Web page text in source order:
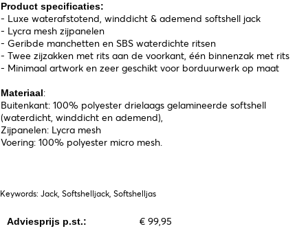
Product specificaties:
- Luxe waterafstotend, winddicht & ademend softshell jack
- Lycra mesh zijpanelen
- Geribde manchetten en SBS waterdichte ritsen
- Twee zijzakken met rits aan de voorkant, één binnenzak met rits
- Minimaal artwork en zeer geschikt voor borduurwerk op maat
Materiaal:
Buitenkant: 100% polyester drielaags gelamineerde softshell
(waterdicht, winddicht en ademend),
Zijpanelen: Lycra mesh
Voering: 100% polyester micro mesh.
Keywords: Jack, Softshelljack, Softshelljas
Adviesprijs p.st.: € 99,95